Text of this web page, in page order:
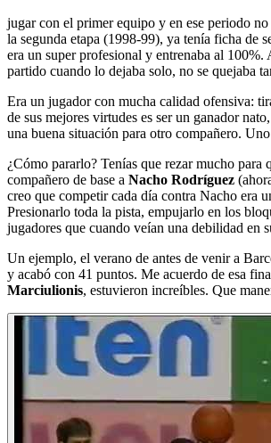
jugar con el primer equipo y en ese periodo
la segunda etapa (1998-99), ya tenía ficha de
era un super profesional y entrenaba al
partido cuando lo dejaba solo, no se quejaba
Era un jugador con mucha calidad ofensiva:
de sus mejores virtudes es ser un ganador
una buena situación para otro compañero.
¿Cómo pararlo? Tenías que rezar mucho
compañero de base a Nacho Rodríguez
creo que competir cada día contra Nacho era
Presionarlo toda la pista, empujarlo en los
jugadores que cuando veían una debilidad en
Un ejemplo, el verano de antes de venir a
y acabó con 41 puntos. Me acuerdo de esa
Marciulionis, estuvieron increíbles. Que